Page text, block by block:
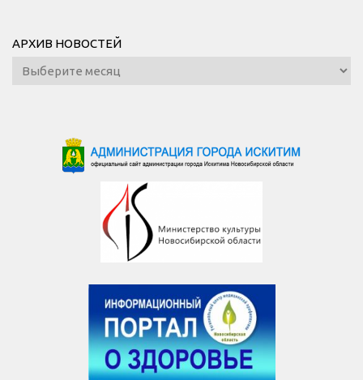
АРХИВ НОВОСТЕЙ
Архив
новостей